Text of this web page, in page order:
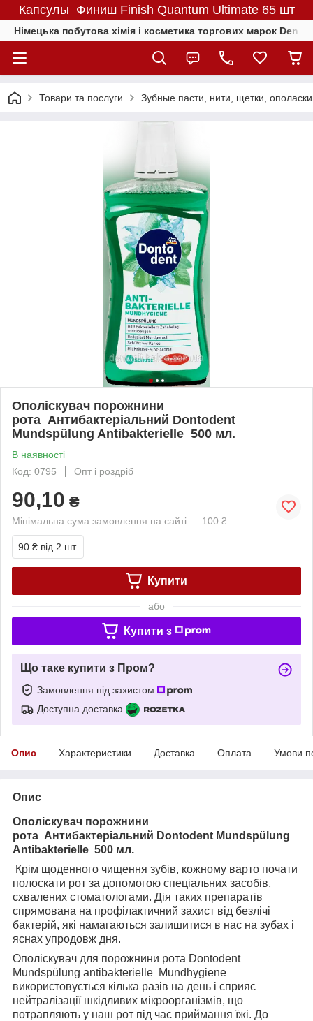
Капсулы Финиш Finish Quantum Ultimate 65 шт
Німецька побутова хімія і косметика торгових марок
Товари та послуги Зубные пасти, нити, щетки,
Ополіскувач порожнини
рота Антибактеріальний Dontodent
Mundspülung Antibakterielle 500 мл.
В наявності
Код: 0795
Опт і роздріб
90,10 ₴
Мінімальна сума замовлення на сайті — 100 ₴
90 ₴ від 2 шт.
Купити
або
Купити з
Що таке купити з Пром?
Замовлення під захистом
Доступна доставка
Опис Характеристики Доставка Оплата Умови
Опис
Ополіскувач порожнини
рота Антибактеріальний Dontodent Mundspülung
Antibakterielle 500 мл.
Крім щоденного чищення зубів, кожному варто почати
полоскати рот за допомогою спеціальних засобів,
схвалених стоматологами. Дія таких препаратів
спрямована на профілактичний захист від безлічі
бактерій, які намагаються залишитися в нас на зубах і
яснах упродовж дня.
Ополіскувач для порожнини рота Dontodent
Mundspülung antibakterielle Mundhygiene
використовується кілька разів на день і сприяє
нейтралізації шкідливих мікроорганізмів, що
потрапляють у наш рот під час приймання їжі. До